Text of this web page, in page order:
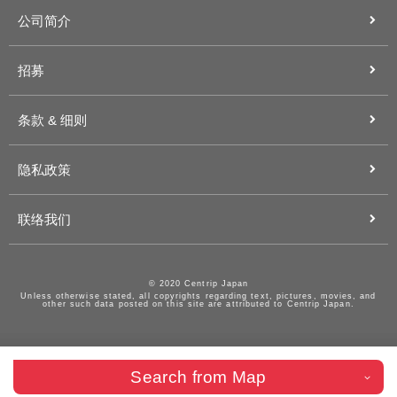
公司简介
招募
条款 & 细则
隐私政策
联络我们
Search from Map
© 2020 Centrip Japan
Unless otherwise stated, all copyrights regarding text, pictures, movies, and
other such data posted on this site are attributed to Centrip Japan.